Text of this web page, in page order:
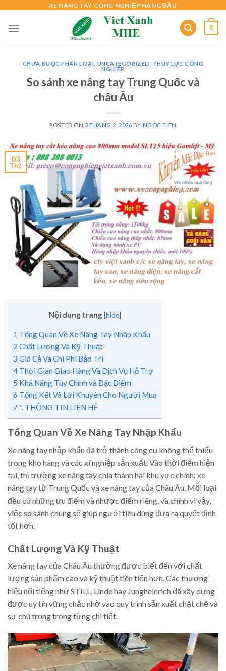
content
XE NÂNG TAY CÔNG NGHIỆP HÀNG ĐẦU
0
CHƯA ĐƯỢC PHÂN LOẠI UNCATEGORIZED
THỦY LỰC CÔNG
NGHIỆP
So sánh xe nâng tay Trung Quốc và
châu Âu
POSTED ON 3 THÁNG 2, 2026 BY NGOC TIEN
03
Th2
Nội dung trang[hide]
1 Tổng Quan Về Xe Nâng Tay Nhập Khẩu
2 Chất Lượng Và Kỹ Thuật
3 Giá Cả Và Chi Phí Bảo Trì
4 Thời Gian Giao Hàng Và Dịch Vụ Hỗ Trợ
5 Khả Năng Tùy Chỉnh và Đặc Điểm
6 Tổng Kết Và Lời Khuyên Cho Người Mua
7 *. THÔNG TIN LIÊN HỆ
Tổng Quan Về Xe Nâng Tay Nhập Khẩu
Xe nâng tay nhập khẩu đã trở thành công cụ không thể thiếu
trong kho hàng và các xí nghiệp sản xuất. Vào thời điểm hiện
tại, thị trường xe nâng tay chia thành hai khu vực chính: xe
nâng tay từ Trung Quốc và xe nâng tay của Châu Âu. Mỗi loại
đều có những ưu điểm và nhược điểm riêng, và chính vì vậy,
việc so sánh chúng sẽ giúp người tiêu dùng đưa ra quyết định
tốt hơn.
Chất Lượng Và Kỹ Thuật
Xe nâng tay của Châu Âu thường được biết đến với chất
lượng sản phẩm cao và kỹ thuật tiên tiến hơn. Các thương
hiệu nổi tiếng như STILL, Linde hay Jungheinrich đã xây dựng
được uy tín vững chắc nhờ vào quy trình sản xuất chặt chẽ và
sự chú trọng trong từng chi tiết.